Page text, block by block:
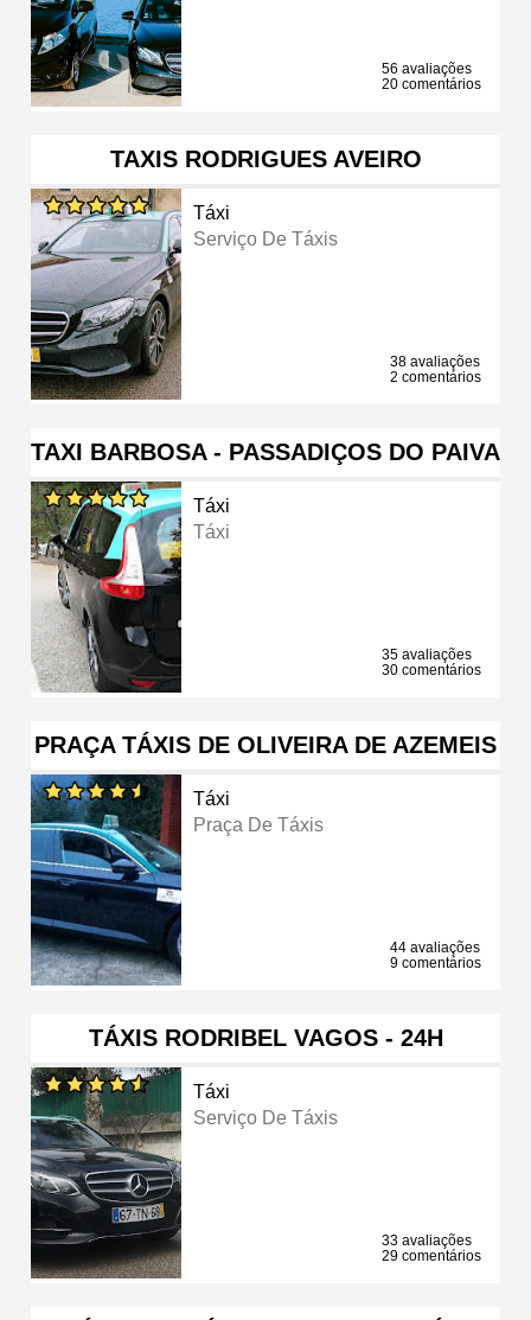
56 avaliações
20 comentários
TAXIS RODRIGUES AVEIRO
Táxi
Serviço De Táxis
38 avaliações
2 comentários
TAXI BARBOSA - PASSADIÇOS DO PAIVA
Táxi
Táxi
35 avaliações
30 comentários
PRAÇA TÁXIS DE OLIVEIRA DE AZEMEIS
Táxi
Praça De Táxis
44 avaliações
9 comentários
TÁXIS RODRIBEL VAGOS - 24H
Táxi
Serviço De Táxis
33 avaliações
29 comentários